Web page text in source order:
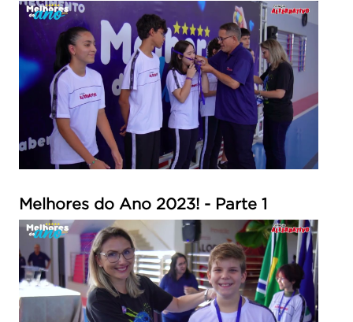
Melhores do Ano 2023! - Parte 1